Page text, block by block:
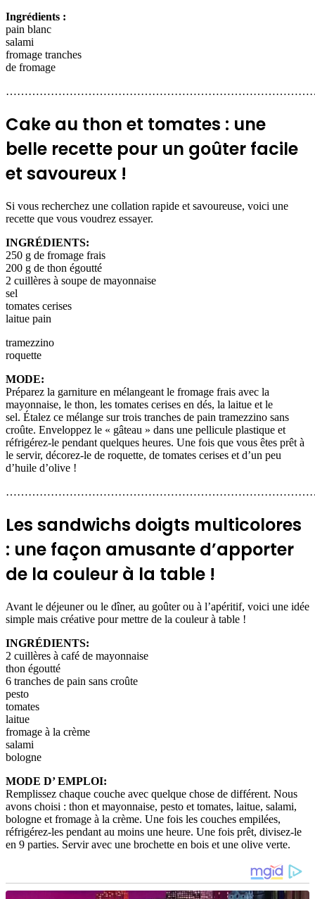
Ingrédients :
pain blanc
salami
fromage tranches
de fromage
Cake au thon et tomates : une
belle recette pour un goûter facile
et savoureux !
Si vous recherchez une collation rapide et savoureuse, voici une
recette que vous voudrez essayer.
INGRÉDIENTS:
250 g de fromage frais
200 g de thon égoutté
2 cuillères à soupe de mayonnaise
sel
tomates cerises
laitue pain
tramezzino
roquette
MODE:
Préparez la garniture en mélangeant le fromage frais avec la
mayonnaise, le thon, les tomates cerises en dés, la laitue et le
sel. Étalez ce mélange sur trois tranches de pain tramezzino sans
croûte. Enveloppez le « gâteau » dans une pellicule plastique et
réfrigérez-le pendant quelques heures. Une fois que vous êtes prêt à
le servir, décorez-le de roquette, de tomates cerises et d’un peu
d’huile d’olive !
Les sandwichs doigts multicolores
: une façon amusante d’apporter
de la couleur à la table !
Avant le déjeuner ou le dîner, au goûter ou à l’apéritif, voici une idée
simple mais créative pour mettre de la couleur à table !
INGRÉDIENTS:
2 cuillères à café de mayonnaise
thon égoutté
6 tranches de pain sans croûte
pesto
tomates
laitue
fromage à la crème
salami
bologne
MODE D’ EMPLOI:
Remplissez chaque couche avec quelque chose de différent. Nous
avons choisi : thon et mayonnaise, pesto et tomates, laitue, salami,
bologne et fromage à la crème. Une fois les couches empilées,
réfrigérez-les pendant au moins une heure. Une fois prêt, divisez-le
en 9 parties. Servir avec une brochette en bois et une olive verte.